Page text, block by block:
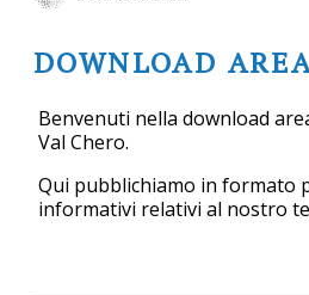
DOWNLOAD
Benvenuti nella download
Val Chero.
Qui pubblichiamo in formato
informativi relativi al nostro